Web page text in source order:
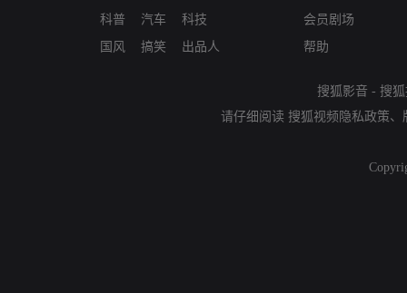
科普
国风
汽车
搞笑
科技
出品人
会员剧场
帮助
搜狐影音 - 搜
请仔细阅读 搜狐视频隐私政策、